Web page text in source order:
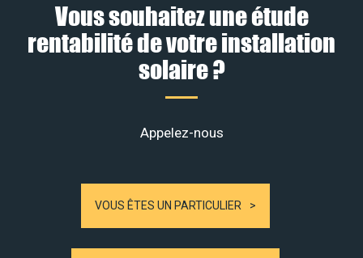
Vous souhaitez une étude
rentabilité de votre installation
solaire ?
Appelez-nous
VOUS ÊTES UN PARTICULIER